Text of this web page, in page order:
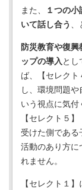
また、
１つの
いて話し合う 、
防災教育や復
ップの導入 とし
ば、【セレクト
し、環境問題
いう視点に気付
【セレクト５
受けた側である
活動のあり方に
れません。
【セレクト１